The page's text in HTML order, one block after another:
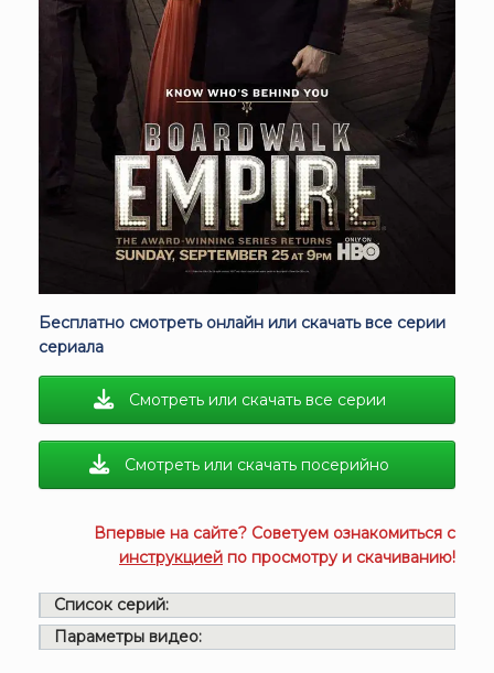
Бесплатно смотреть онлайн или скачать все серии
сериала
Смотреть или скачать все серии
Смотреть или скачать посерийно
Впервые на сайте? Советуем ознакомиться с
инструкцией по просмотру и скачиванию!
Список серий:
Параметры видео: